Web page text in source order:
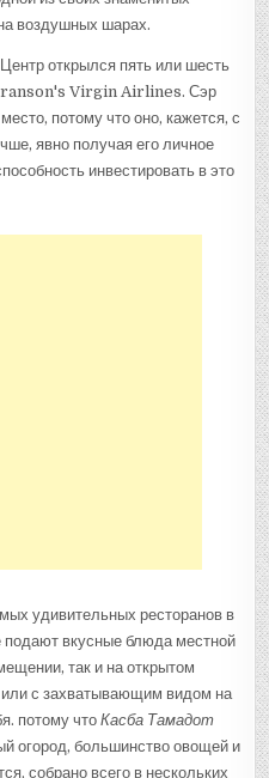
воздушных шарах.
Центр открылся пять или шесть
Virgin Airlines. Сэр
потому что оно, кажется, с
явно получая его личное
инвестировать в это
удивительных ресторанов в
подают вкусные блюда местной
так и на открытом
с захватывающим видом на
потому чтоКасба Тамадот
огород, большинство овощей и
собрано всего в нескольких